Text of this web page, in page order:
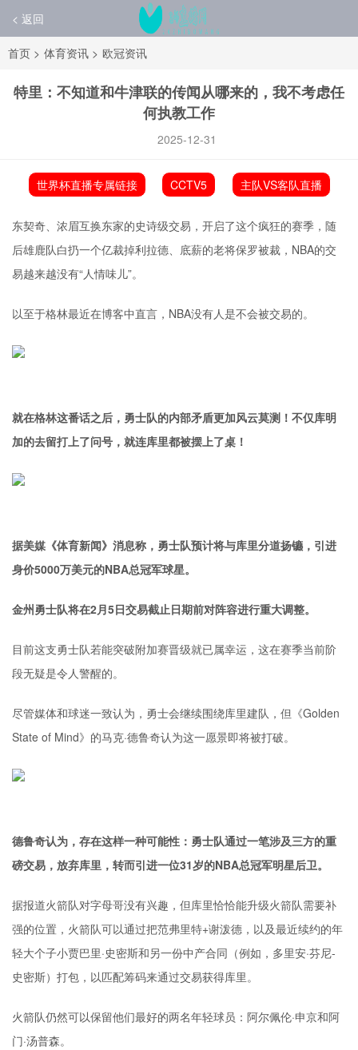
< 返回
首页 > 体育资讯 > 欧冠资讯
特里：不知道和牛津联的传闻从哪来的，我不考虑任
何执教工作
2025-12-31
世界杯直播专属链接 CCTV5 主队VS客队直播
东契奇、浓眉互换东家的史诗级交易，开启了这个疯狂的赛季，随
后雄鹿队白扔一个亿裁掉利拉德、底薪的老将保罗被裁，NBA的交
易越来越没有“人情味儿”。
以至于格林最近在博客中直言，NBA没有人是不会被交易的。
就在格林这番话之后，勇士队的内部矛盾更加风云莫测！不仅库明
加的去留打上了问号，就连库里都被摆上了桌！
据美媒《体育新闻》消息称，勇士队预计将与库里分道扬镳，引进
身价5000万美元的NBA总冠军球星。
金州勇士队将在2月5日交易截止日期前对阵容进行重大调整。
目前这支勇士队若能突破附加赛晋级就已属幸运，这在赛季当前阶
段无疑是令人警醒的。
尽管媒体和球迷一致认为，勇士会继续围绕库里建队，但《Golden
State of Mind》的马克·德鲁奇认为这一愿景即将被打破。
德鲁奇认为，存在这样一种可能性：勇士队通过一笔涉及三方的重
磅交易，放弃库里，转而引进一位31岁的NBA总冠军明星后卫。
据报道火箭队对字母哥没有兴趣，但库里恰恰能升级火箭队需要补
强的位置，火箭队可以通过把范弗里特+谢泼德，以及最近续约的年
轻大个子小贾巴里·史密斯和另一份中产合同（例如，多里安·芬尼-
史密斯）打包，以匹配筹码来通过交易获得库里。
火箭队仍然可以保留他们最好的两名年轻球员：阿尔佩伦·申京和阿
门·汤普森。